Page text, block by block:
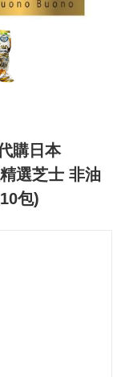
購日本
選芝士 非油
包)